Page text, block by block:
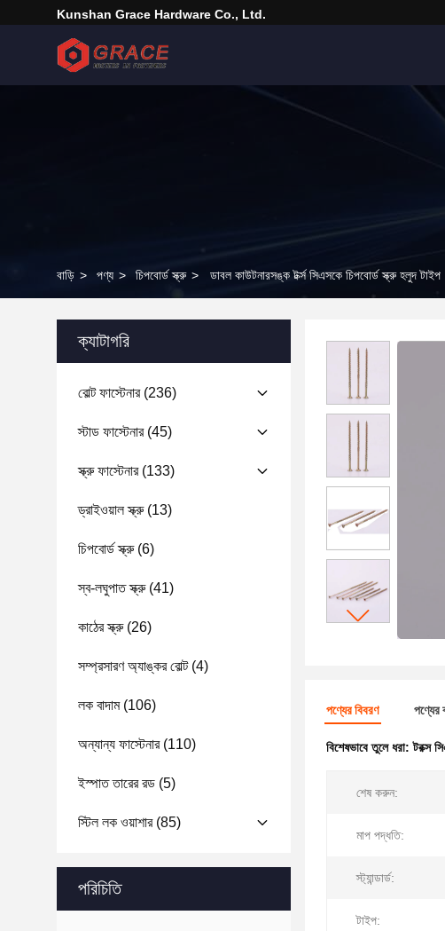
Kunshan Grace Hardware Co., Ltd.
বাড়ি > পণ্য > চিপবোর্ড স্ক্রু > ডাবল কাউটনারসঙ্ক টর্ক্স সিএসকে চিপবোর্ড স্ক্রু হলুদ টাইপ
ক্যাটাগরি
বোল্ট ফাস্টেনার(236)
স্টাড ফাস্টেনার(45)
স্ক্রু ফাস্টেনার(133)
ড্রাইওয়াল স্ক্রু(13)
চিপবোর্ড স্ক্রু(6)
স্ব-লঘুপাত স্ক্রু(41)
কাঠের স্ক্রু(26)
সম্প্রসারণ অ্যাঙ্কর বোল্ট(4)
লক বাদাম(106)
অন্যান্য ফাস্টেনার(110)
ইস্পাত তারের রড (5)
স্টিল লক ওয়াশার(85)
পরিচিতি
পণ্যের বিবরণ পণ্যের
বিশেষভাবে তুলে ধরা:টরক্স
শেষ করুন:
মাপ পদ্ধতি:
স্ট্যান্ডার্ড:
টাইপ: